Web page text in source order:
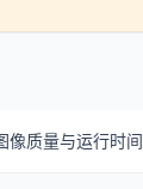
质量与运行时间